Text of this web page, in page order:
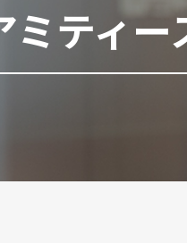
ミティ